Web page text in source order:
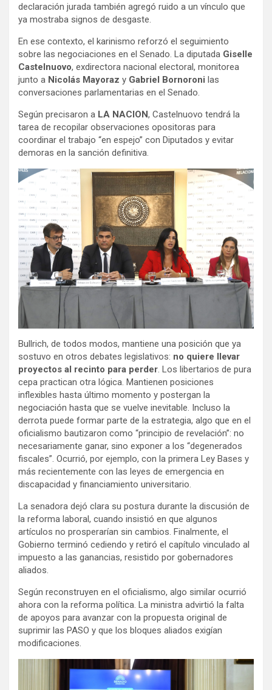
declaración jurada también agregó ruido a un vínculo que
ya mostraba signos de desgaste.
En ese contexto, el karinismo reforzó el seguimiento
sobre las negociaciones en el Senado. La diputada Giselle
Castelnuovo, exdirectora nacional electoral, monitorea
junto a Nicolás Mayoraz y Gabriel Bornoroni las
conversaciones parlamentarias en el Senado.
Según precisaron a LA NACION, Castelnuovo tendrá la
tarea de recopilar observaciones opositoras para
coordinar el trabajo “en espejo” con Diputados y evitar
demoras en la sanción definitiva.
Bullrich, de todos modos, mantiene una posición que ya
sostuvo en otros debates legislativos: no quiere llevar
proyectos al recinto para perder. Los libertarios de pura
cepa practican otra lógica. Mantienen posiciones
inflexibles hasta último momento y postergan la
negociación hasta que se vuelve inevitable. Incluso la
derrota puede formar parte de la estrategia, algo que en el
oficialismo bautizaron como “principio de revelación”: no
necesariamente ganar, sino exponer a los “degenerados
fiscales”. Ocurrió, por ejemplo, con la primera Ley Bases y
más recientemente con las leyes de emergencia en
discapacidad y financiamiento universitario.
La senadora dejó clara su postura durante la discusión de
la reforma laboral, cuando insistió en que algunos
artículos no prosperarían sin cambios. Finalmente, el
Gobierno terminó cediendo y retiró el capítulo vinculado al
impuesto a las ganancias, resistido por gobernadores
aliados.
Según reconstruyen en el oficialismo, algo similar ocurrió
ahora con la reforma política. La ministra advirtió la falta
de apoyos para avanzar con la propuesta original de
suprimir las PASO y que los bloques aliados exigían
modificaciones.